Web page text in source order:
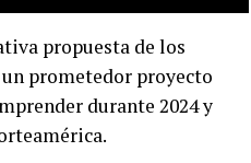
propuesta de los
prometedor proyecto
durante 2024 y